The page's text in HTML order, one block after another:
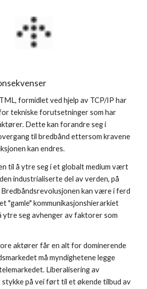
formidlet ved hjelp av TCP/IP har
tekniske forutsetninger som har
Dette kan forandre seg i
til bredbånd ettersom kravene
kan endres.
til å ytre seg i et globalt medium vært
industrialiserte del av verden, på
kan være i ferd
"gamle" kommunikasjonshierarkiet
ytre seg avhenger av faktorer som
aktører får en alt for dominerende
må myndighetene legge
Liberalisering av
på vei ført til et økende tilbud av